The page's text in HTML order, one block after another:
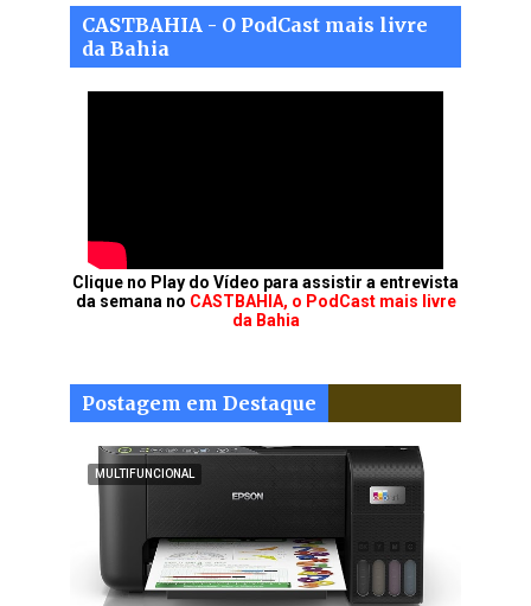
CASTBAHIA - O PodCast mais livre
da Bahia
Clique no Play do Vídeo para assistir a entrevista
da semana no CASTBAHIA, o PodCast mais livre
da Bahia
Postagem em Destaque
MULTIFUNCIONAL